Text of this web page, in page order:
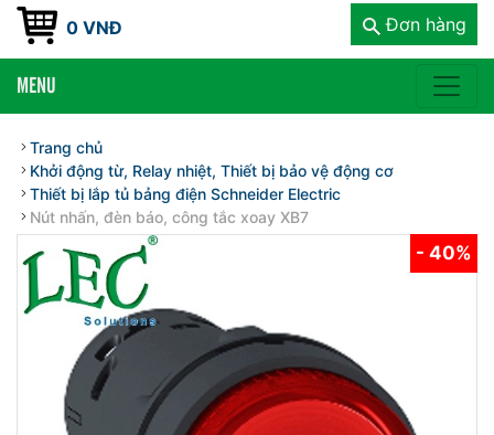
0 VNĐ Đơn hàng
MENU
Trang chủ
Khởi động từ, Relay nhiệt, Thiết bị bảo vệ động cơ
Thiết bị lắp tủ bảng điện Schneider Electric
Nút nhấn, đèn báo, công tắc xoay XB7
- 40%